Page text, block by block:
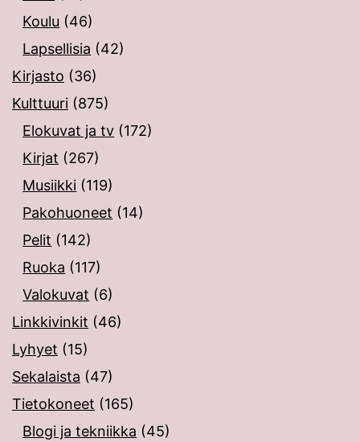
Koulu (46)
Lapsellisia (42)
Kirjasto (36)
Kulttuuri (875)
Elokuvat ja tv (172)
Kirjat (267)
Musiikki (119)
Pakohuoneet (14)
Pelit (142)
Ruoka (117)
Valokuvat (6)
Linkkivinkit (46)
Lyhyet (15)
Sekalaista (47)
Tietokoneet (165)
Blogi ja tekniikka (45)